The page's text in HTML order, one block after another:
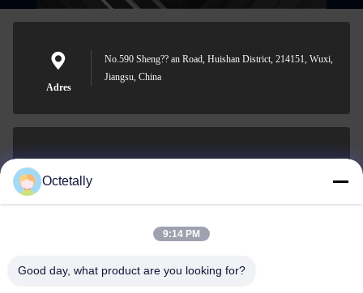
Adres
No.590 Sheng?? an Road, Huishan District, 214151, Wuxi,
Jiangsu, China
0086-510-83271222
Octetally
9:14 PM
Good day, what product are you looking for?